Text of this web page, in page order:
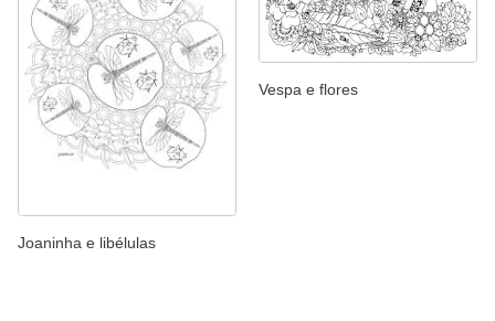
Joaninha e libélulas
Vespa e flores